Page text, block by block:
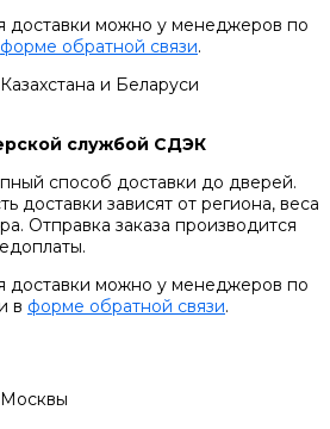
доставки можно у менеджеров по
форме обратной связи.
и Беларуси
службой СДЭК
способ доставки до дверей.
доставки зависят от региона, веса
Отправка заказа производится
доставки можно у менеджеров по
в форме обратной связи.